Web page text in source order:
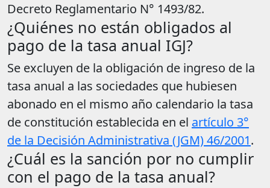
Decreto Reglamentario N° 1493/82.
¿Quiénes no están obligados al
pago de la tasa anual IGJ?
Se excluyen de la obligación de ingreso de la
tasa anual a las sociedades que hubiesen
abonado en el mismo año calendario la tasa
de constitución establecida en el artículo 3°
de la Decisión Administrativa (JGM) 46/2001.
¿Cuál es la sanción por no cumplir
con el pago de la tasa anual?